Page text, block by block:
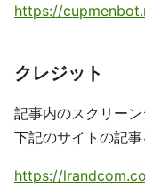
https://
クレジット
記事内のスクリーン
下記のサイトの記事
https://